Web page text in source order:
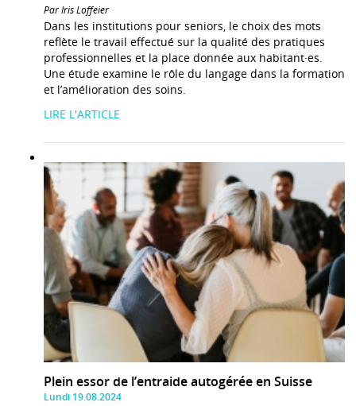
Par Iris Loffeier
Dans les institutions pour seniors, le choix des mots
reflète le travail effectué sur la qualité des pratiques
professionnelles et la place donnée aux habitant·es.
Une étude examine le rôle du langage dans la formation
et l’amélioration des soins.
LIRE L'ARTICLE
Plein essor de l’entraide autogérée en Suisse
Lundi 19.08.2024